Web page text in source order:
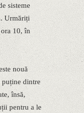
sisteme
Urmăriți
10, în
nouă
puține dintre
însă,
pentru a le